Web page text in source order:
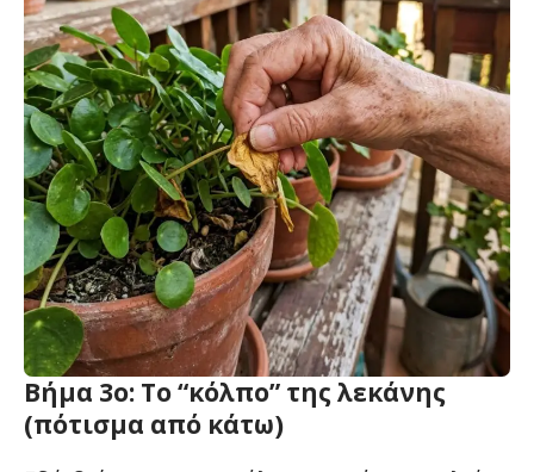
Βήμα 3ο: Το “κόλπο” της λεκάνης
(πότισμα από κάτω)